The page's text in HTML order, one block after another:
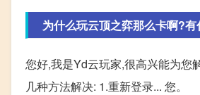
为什么玩云顶之弈那么卡啊?
您好,我是Yd云玩家,很高兴能为您
几种方法解决: 1.重新登录... 您。